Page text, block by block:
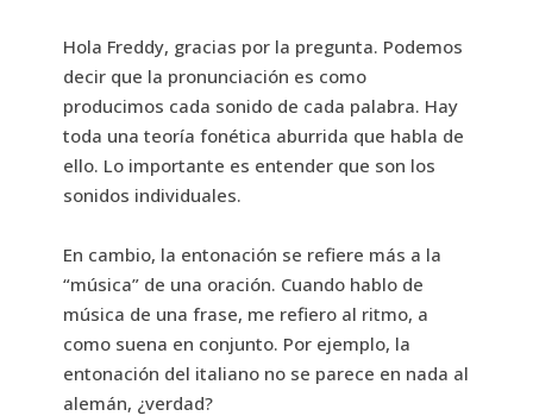
Hola Freddy, gracias por la pregunta. Podemos
decir que la pronunciación es como
producimos cada sonido de cada palabra. Hay
toda una teoría fonética aburrida que habla de
ello. Lo importante es entender que son los
sonidos individuales.
En cambio, la entonación se refiere más a la
“música” de una oración. Cuando hablo de
música de una frase, me refiero al ritmo, a
como suena en conjunto. Por ejemplo, la
entonación del italiano no se parece en nada al
alemán, ¿verdad?